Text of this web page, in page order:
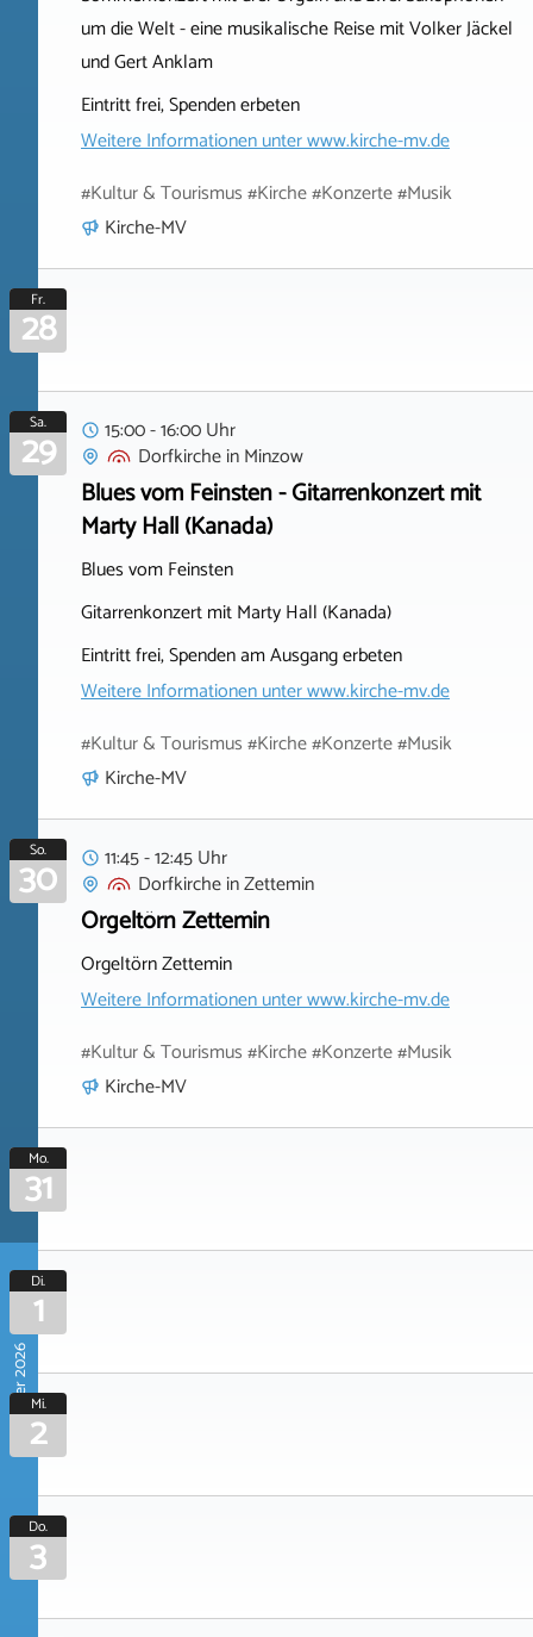
um die Welt - eine musikalische Reise mit Volker Jäckel
und Gert Anklam
Eintritt frei, Spenden erbeten
Weitere Informationen unterwww.kirche-mv.de
#Kultur & Tourismus #Kirche #Konzerte #Musik
Kirche-MV
Fr.
28
Sa.
29
15:00 - 16:00 Uhr
DorfkircheinMinzow
Blues vom Feinsten - Gitarrenkonzert mit
Marty Hall (Kanada)
Blues vom Feinsten
Gitarrenkonzert mit Marty Hall (Kanada)
Eintritt frei, Spenden am Ausgang erbeten
Weitere Informationen unterwww.kirche-mv.de
#Kultur & Tourismus #Kirche #Konzerte #Musik
Kirche-MV
So.
30
11:45 - 12:45 Uhr
DorfkircheinZettemin
Orgeltörn Zettemin
Orgeltörn Zettemin
Weitere Informationen unterwww.kirche-mv.de
#Kultur & Tourismus #Kirche #Konzerte #Musik
Kirche-MV
Mo.
31
September 2026
Di.
1
Mi.
2
Do.
3